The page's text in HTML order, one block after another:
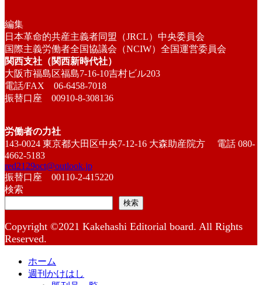
編集
日本革命的共産主義者同盟（JRCL）中央委員会
国際主義労働者全国協議会（NCIW）全国運営委員会
関西支社（関西新時代社）
大阪市福島区福島7-16-10吉村ビル203
電話/FAX 06-6458-7018
振替口座 00910-8-308136
労働者の力社
143-0024 東京都大田区中央7-12-16 大森助産院方 電話 080-
4662-5183
red2129oct@outlook.jp
振替口座 00110-2-415220
検索
検索
Copyright ©2021 Kakehashi Editorial board. All Rights
Reserved.
ホーム
週刊かけはし